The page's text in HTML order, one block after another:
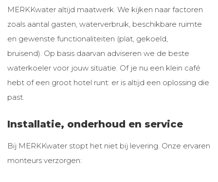
MERKKwater altijd maatwerk. We kijken naar factoren
zoals aantal gasten, waterverbruik, beschikbare ruimte
en gewenste functionaliteiten (plat, gekoeld,
bruisend). Op basis daarvan adviseren we de beste
waterkoeler voor jouw situatie. Of je nu een klein café
hebt of een groot hotel runt: er is altijd een oplossing die
past.
Installatie, onderhoud en service
Bij MERKKwater stopt het niet bij levering. Onze ervaren
monteurs verzorgen: